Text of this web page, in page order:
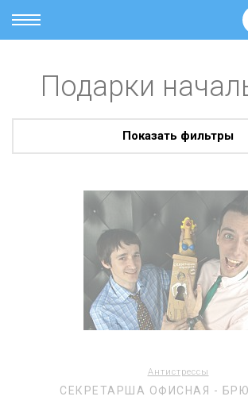
Подарки
Показать фильтры
Антистрессы
СЕКРЕТАРША ОФИСНАЯ -